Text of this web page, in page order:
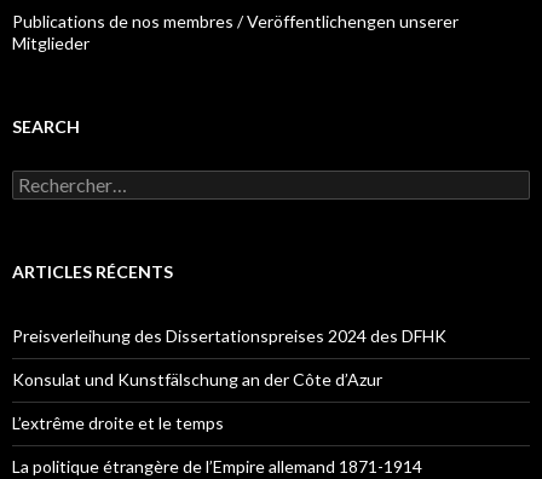
Publications de nos membres / Veröffentlichengen unserer
Mitglieder
SEARCH
R
e
e
h
e
r
:
ARTICLES RÉCENTS
Preisverleihung des Dissertationspreises 2024 des DFHK
Konsulat und Kunstfälschung an der Côte d’Azur
L’extrême droite et le temps
La politique étrangère de l’Empire allemand 1871-1914